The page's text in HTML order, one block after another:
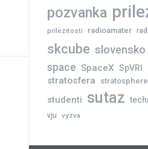
pozvanka
prilezitosti radioamater
skcube slovensko
space SpaceX SpVRI
stratosfera stratosphere
studenti sutaz
vju vyzva